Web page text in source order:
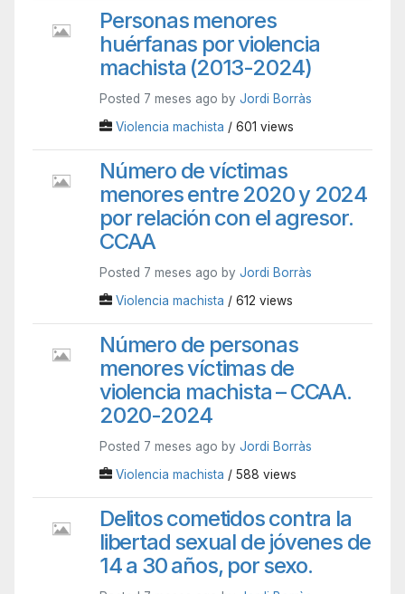
Personas menores
huérfanas por violencia
machista (2013-2024)
Posted 7 meses ago by Jordi Borràs
Violencia machista / 601 views
Número de víctimas
menores entre 2020 y 2024
por relación con el agresor.
CCAA
Posted 7 meses ago by Jordi Borràs
Violencia machista / 612 views
Número de personas
menores víctimas de
violencia machista – CCAA.
2020-2024
Posted 7 meses ago by Jordi Borràs
Violencia machista / 588 views
Delitos cometidos contra la
libertad sexual de jóvenes de
14 a 30 años, por sexo.